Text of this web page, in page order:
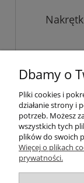
Dbamy o
Pliki cookies i
działanie strony i
potrzeb. Możesz
wszystkich tych
plików do swoich
Więcej o plikach
prywatności.